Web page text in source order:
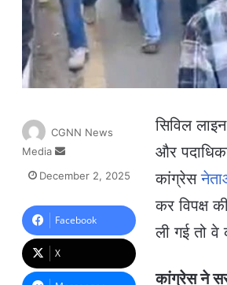
सिविल
और
कांग्रेस
कर विपक्ष
ली गई तो
कांग्रेस ने
CGNN News
Media
a
n
m
December 2, 2025
Facebook
X